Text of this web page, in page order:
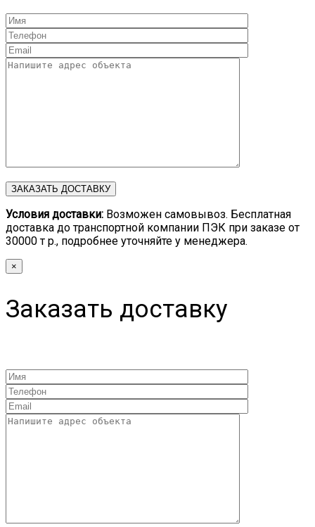
Условия доставки: Возможен самовывоз. Бесплатная
доставка до транспортной компании ПЭК при заказе от
30000 т р., подробнее уточняйте у менеджера.
×
Заказать доставку